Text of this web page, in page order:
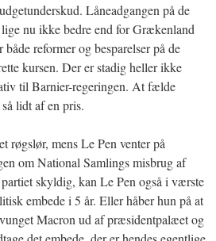
Låneadgangen på de
nu ikke bedre end for Grækenland
reformer og besparelser på de
kursen. Der er stadig heller ikke
til Barnier-regeringen. At fælde
lidt af en pris.
røgslør, mens Le Pen venter på
om National Samlings misbrug af
skyldig, kan Le Pen også i værste
embede i 5 år. Eller håber hun på at
Macron ud af præsidentpalæet og